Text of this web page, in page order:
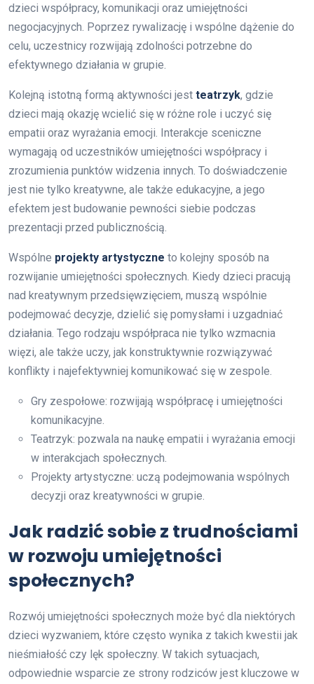
dzieci współpracy, komunikacji oraz umiejętności
negocjacyjnych. Poprzez rywalizację i wspólne dążenie do
celu, uczestnicy rozwijają zdolności potrzebne do
efektywnego działania w grupie.
Kolejną istotną formą aktywności jest teatrzyk, gdzie
dzieci mają okazję wcielić się w różne role i uczyć się
empatii oraz wyrażania emocji. Interakcje sceniczne
wymagają od uczestników umiejętności współpracy i
zrozumienia punktów widzenia innych. To doświadczenie
jest nie tylko kreatywne, ale także edukacyjne, a jego
efektem jest budowanie pewności siebie podczas
prezentacji przed publicznością.
Wspólne projekty artystyczne to kolejny sposób na
rozwijanie umiejętności społecznych. Kiedy dzieci pracują
nad kreatywnym przedsięwzięciem, muszą wspólnie
podejmować decyzje, dzielić się pomysłami i uzgadniać
działania. Tego rodzaju współpraca nie tylko wzmacnia
więzi, ale także uczy, jak konstruktywnie rozwiązywać
konflikty i najefektywniej komunikować się w zespole.
Gry zespołowe: rozwijają współpracę i umiejętności
komunikacyjne.
Teatrzyk: pozwala na naukę empatii i wyrażania emocji
w interakcjach społecznych.
Projekty artystyczne: uczą podejmowania wspólnych
decyzji oraz kreatywności w grupie.
Jak radzić sobie z trudnościami
w rozwoju umiejętności
społecznych?
Rozwój umiejętności społecznych może być dla niektórych
dzieci wyzwaniem, które często wynika z takich kwestii jak
nieśmiałość czy lęk społeczny. W takich sytuacjach,
odpowiednie wsparcie ze strony rodziców jest kluczowe w